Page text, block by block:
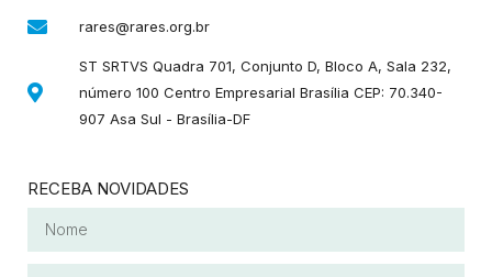
rares@rares.org.br
ST SRTVS Quadra 701, Conjunto D, Bloco A, Sala 232,
número 100 Centro Empresarial Brasília CEP: 70.340-
907 Asa Sul - Brasília-DF
RECEBA NOVIDADES